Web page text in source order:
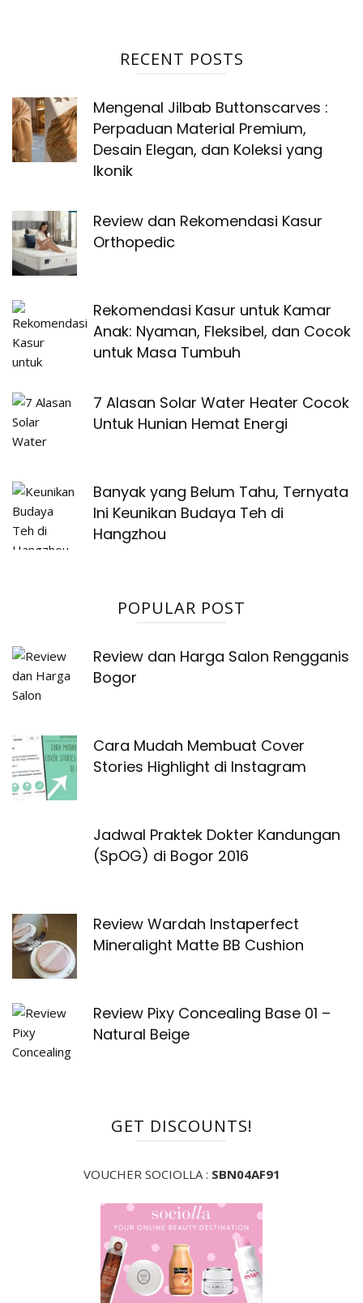
RECENT POSTS
Mengenal Jilbab Buttonscarves :
Perpaduan Material Premium,
Desain Elegan, dan Koleksi yang
Ikonik
Review dan Rekomendasi Kasur
Orthopedic
Rekomendasi Kasur untuk Kamar
Anak: Nyaman, Fleksibel, dan Cocok
untuk Masa Tumbuh
7 Alasan Solar Water Heater Cocok
Untuk Hunian Hemat Energi
Banyak yang Belum Tahu, Ternyata
Ini Keunikan Budaya Teh di
Hangzhou
POPULAR POST
Review dan Harga Salon Rengganis
Bogor
Cara Mudah Membuat Cover
Stories Highlight di Instagram
Jadwal Praktek Dokter Kandungan
(SpOG) di Bogor 2016
Review Wardah Instaperfect
Mineralight Matte BB Cushion
Review Pixy Concealing Base 01 –
Natural Beige
GET DISCOUNTS!
VOUCHER SOCIOLLA : SBN04AF91